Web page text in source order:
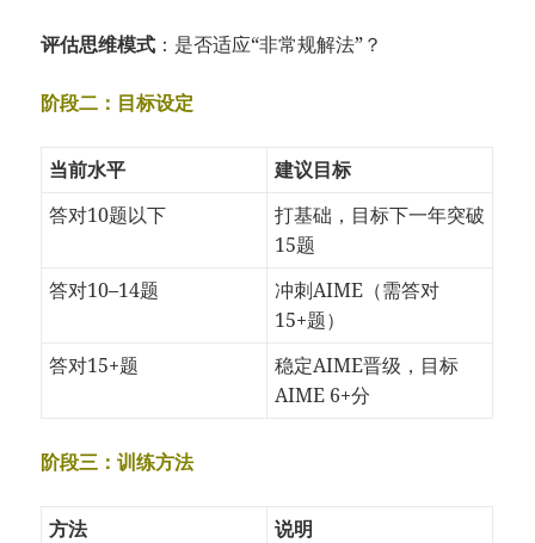
评估思维模式 ：是否适应“非常规解法”？
阶段二：目标设定
当前水平
建议目标
答对10题以下
打基础，目标下一年突破
15题
答对10–14题
冲刺AIME（需答对
15+题）
答对15+题
稳定AIME晋级，目标
AIME 6+分
阶段三：训练方法
方法
说明